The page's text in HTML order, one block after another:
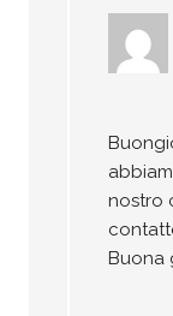
nostro
Buona